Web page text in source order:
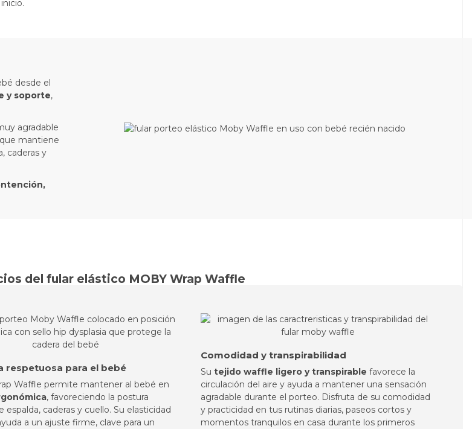
desde el
y soporte,
agradable
mantiene
caderas y
del fular elástico MOBY Wrap Waffle
respetuosa para el bebé
Waffle permite mantener al bebé en
, favoreciendo la postura
espalda, caderas y cuello. Su elasticidad
a un ajuste firme, clave para un
Comodidad y transpirabilidad
Sutejido waffle ligero y transpirable favorece la
circulación del aire y ayuda a mantener una sensación
agradable durante el porteo. Disfruta de su comodidad
y practicidad en tus rutinas diarias, paseos cortos y
momentos tranquilos en casa durante los primeros